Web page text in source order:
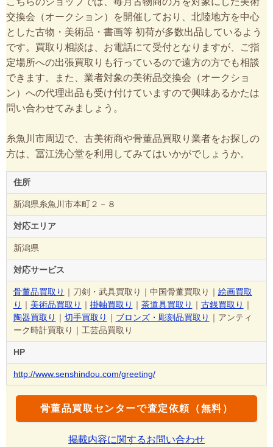
交換会（オークション）を開催しており、北陸地方を中心
とした古物・美術品・書画等 初荷が多数出品しているよう
です。買取り相談は、お電話にて受付となりますが、ご指
定場所への出張買取りも行っているので遠方の方でも相談
できます。また、業者対象の美術品交換会（オークショ
ン）への代理出品も受け付けていますので興味あるかたは
問い合わせてみましょう。
糸魚川市周辺で、古美術商や骨董品買取り業者をお探しの
方は、冨江洗心堂を利用してみてはいかがでしょうか。
住所
新潟県糸魚川市本町２－８
対応エリア
新潟県
対応サービス
骨董品買取り ｜刀剣・武具買取り｜中国骨董買取り｜ 絵画買取
り ｜ 美術品買取り ｜ 掛軸買取り ｜ 茶道具買取り ｜ 古銭買取り ｜
陶器買取り ｜ 切手買取り ｜ ブロンズ・彫刻品買取り ｜アンティ
ーク時計買取り｜工芸品買取り
HP
http://www.senshindou.com/greeting/
骨董品買取センターで査定依頼（無料）
掲載内容に関するお問い合わせ